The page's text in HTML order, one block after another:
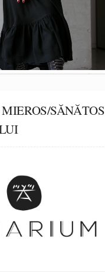
SĂNĂTOS